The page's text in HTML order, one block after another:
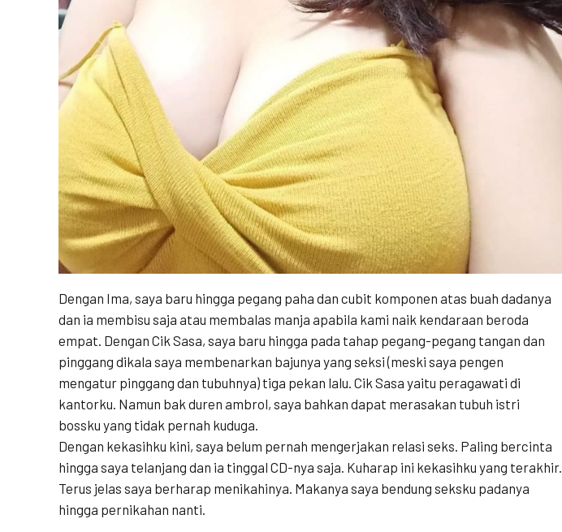
Dengan Ima, saya baru hingga pegang paha dan cubit komponen atas buah dadanya
dan ia membisu saja atau membalas manja apabila kami naik kendaraan beroda
empat. Dengan Cik Sasa, saya baru hingga pada tahap pegang-pegang tangan dan
pinggang dikala saya membenarkan bajunya yang seksi (meski saya pengen
mengatur pinggang dan tubuhnya) tiga pekan lalu. Cik Sasa yaitu peragawati di
kantorku. Namun bak duren ambrol, saya bahkan dapat merasakan tubuh istri
bossku yang tidak pernah kuduga.
Dengan kekasihku kini, saya belum pernah mengerjakan relasi seks. Paling bercinta
hingga saya telanjang dan ia tinggal CD-nya saja. Kuharap ini kekasihku yang terakhir.
Terus jelas saya berharap menikahinya. Makanya saya bendung seksku padanya
hingga pernikahan nanti.